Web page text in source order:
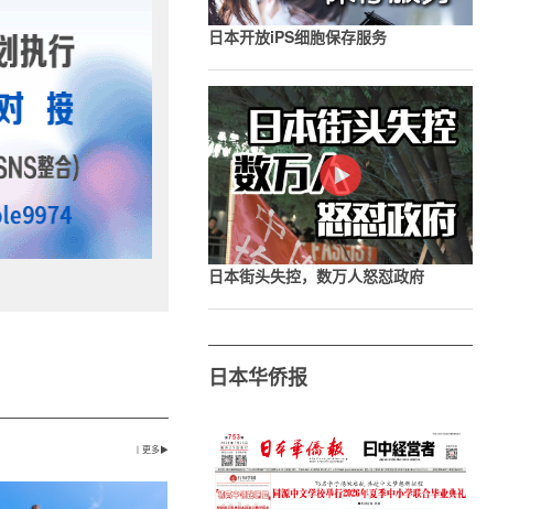
丨更多▶
日本开放iPS细胞保存服务
日本街头失控，数万人怒怼政府
日本华侨报